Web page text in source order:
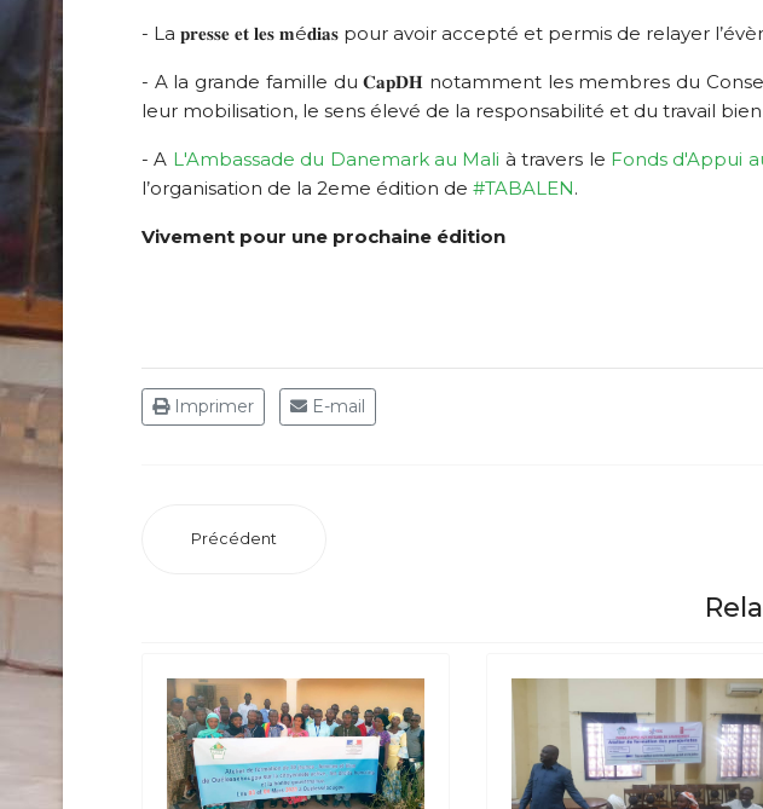
- La 𝐩𝐫𝐞𝐬𝐬𝐞 𝐞𝐭 𝐥𝐞𝐬 𝐦é𝐝𝐢𝐚𝐬 pour avoir accepté et permis de relayer
- A la grande famille du 𝐂𝐚𝐩𝐃𝐇 notamment les membres du
leur mobilisation, le sens élevé de la responsabilité et du travail
- A L'Ambassade du Danemark au Mali à travers le Fonds d'Appui
l’organisation de la 2eme édition de #TABALEN.
Vivement pour une prochaine édition
Imprimer E-mail
Précédent